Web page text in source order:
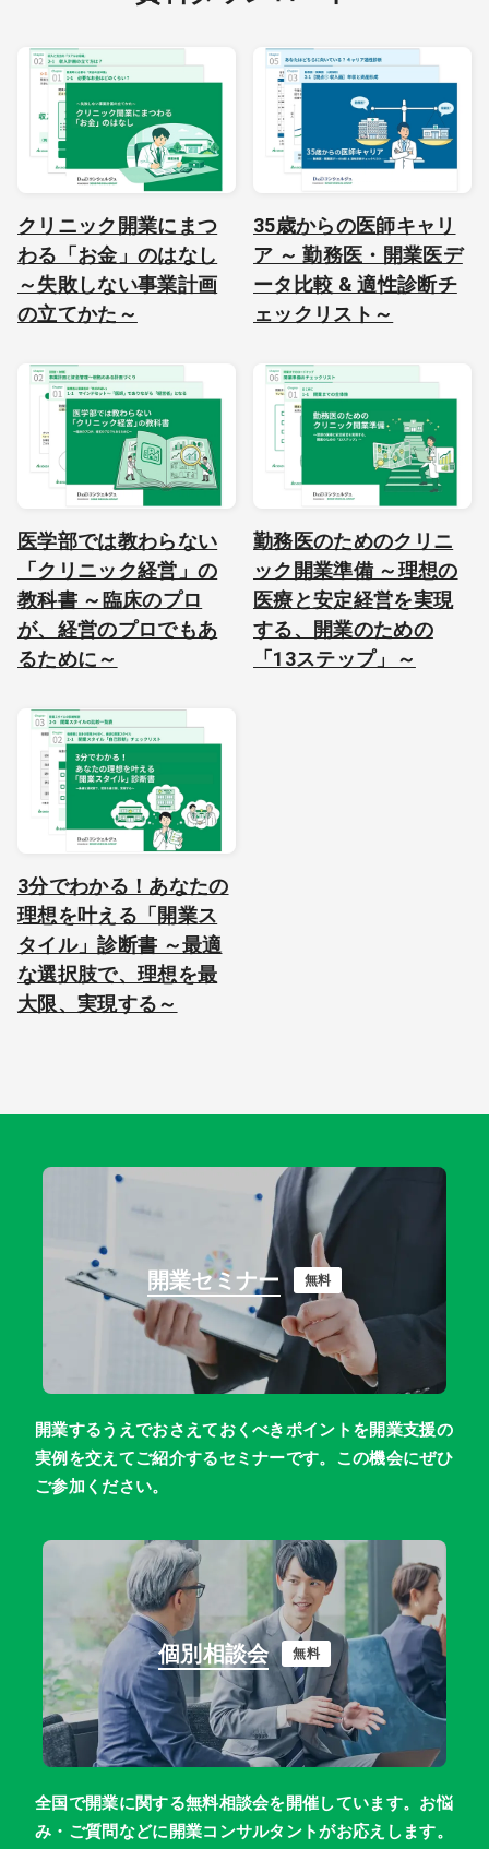
クリニック開業にまつ
わる「お金」のはなし
～失敗しない事業計画
の立てかた～
35歳からの医師キャリ
ア ～ 勤務医・開業医デ
ータ比較 & 適性診断チ
ェックリスト～
医学部では教わらない
「クリニック経営」の
教科書 ～臨床のプロ
が、経営のプロでもあ
るために～
勤務医のためのクリニ
ック開業準備 ～理想の
医療と安定経営を実現
する、開業のための
「13ステップ」～
3分でわかる！あなたの
理想を叶える「開業ス
タイル」診断書 ～最適
な選択肢で、理想を最
大限、実現する～
開業セミナー 無料
開業するうえでおさえておくべきポイントを開業支援の
実例を交えてご紹介するセミナーです。この機会にぜひ
ご参加ください。
個別相談会 無料
全国で開業に関する無料相談会を開催しています。お悩
み・ご質問などに開業コンサルタントがお応えします。